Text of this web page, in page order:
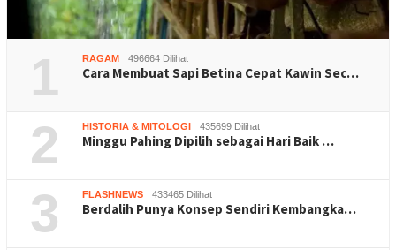
1 RAGAM 496664 Dilihat
Cara Membuat Sapi Betina Cepat Kawin Sec…
2 HISTORIA & MITOLOGI 435699 Dilihat
Minggu Pahing Dipilih sebagai Hari Baik …
3 FLASHNEWS 433465 Dilihat
Berdalih Punya Konsep Sendiri Kembangka…